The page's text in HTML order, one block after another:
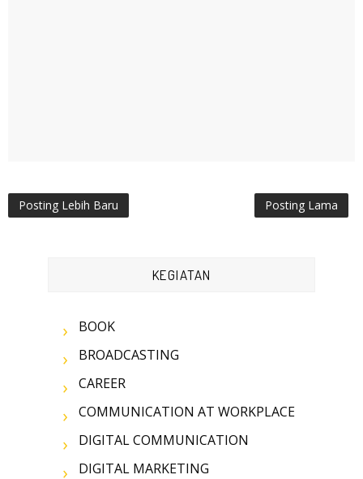
Posting Lebih Baru Posting Lama
KEGIATAN
BOOK
BROADCASTING
CAREER
COMMUNICATION AT WORKPLACE
DIGITAL COMMUNICATION
DIGITAL MARKETING